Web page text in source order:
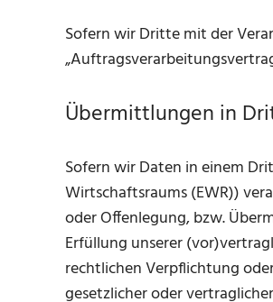
Sofern wir Dritte mit der
Übermittlungen in
Sofern wir Daten in einem
Wirtschaftsraums (EWR))
oder Offenlegung, bzw.
Erfüllung unserer
rechtlichen Verpflichtung
gesetzlicher oder